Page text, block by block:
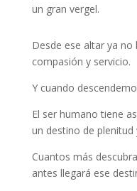
un gran vergel.
Desde ese altar ya
compasión y servicio.
Y cuando
El ser humano tiene
un destino de plenitud
Cuantos más
antes llegará ese